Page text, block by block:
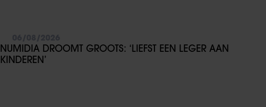
NUMIDIA DROOMT GROOTS: ‘LIEFST EEN LEGER AAN
KINDEREN’